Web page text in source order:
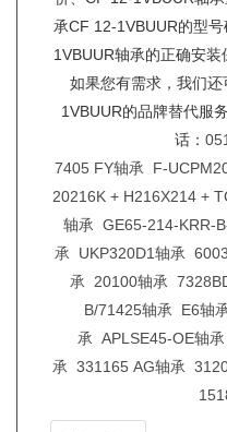
承CF 12-1VBUUR的型
1VBUUR轴承的正确安装
如果您有需求，我们
1VBUUR的品牌替代服
话：
7405 FY轴承 F-
20216K + H216X214 +
轴承 GE65-214-KRR-
承 UKP320D1轴承
承 20100轴承
B/71425轴承 E6轴
承 APLSE45-OE轴承
承 331165 AG轴承